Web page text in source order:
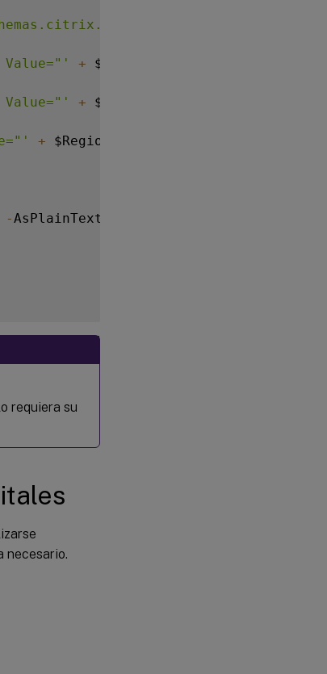
2014/xd/
Value="' + $TenancyOcid
+ $Fingerprint
+ $Region
-AsPlainText
requiera su
necesario.